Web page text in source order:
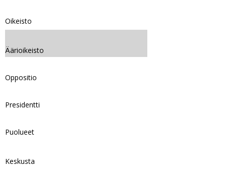
Oikeisto
Äärioikeisto
Oppositio
Presidentti
Puolueet
Keskusta